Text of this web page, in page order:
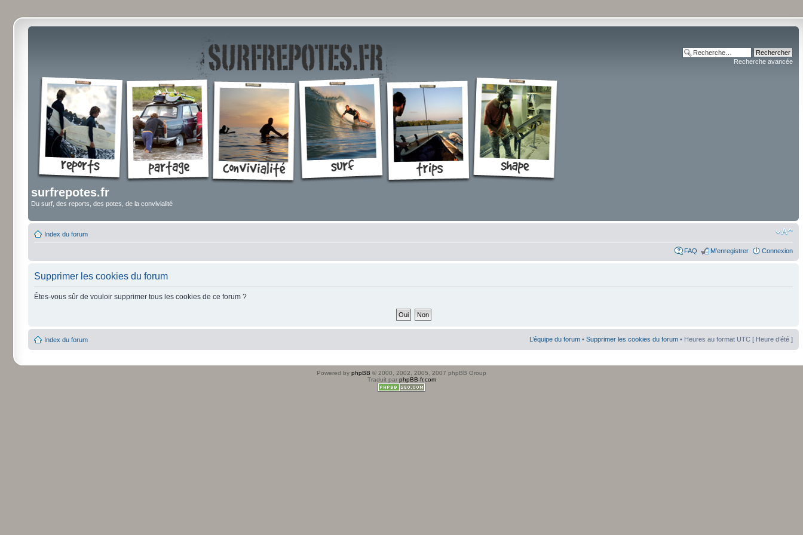
surfrepotes.fr
Du surf, des reports, des potes, de la convivialité
Recherche avancée
Index du forum
FAQ M’enregistrer Connexion
Supprimer les cookies du forum
Êtes-vous sûr de vouloir supprimer tous les cookies de ce forum ?
Index du forum L’équipe du forum • Supprimer les cookies du forum • Heures au format UTC [ Heure d’été ]
Powered by phpBB © 2000, 2002, 2005, 2007 phpBB Group
Traduit par phpBB-fr.com